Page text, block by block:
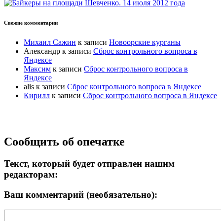
Свежие комментарии
Михаил Сажин к записи Новоорские курганы
Александр к записи Сброс контрольного вопроса в
Яндексе
Максим к записи Сброс контрольного вопроса в
Яндексе
alis к записи Сброс контрольного вопроса в Яндексе
Кирилл к записи Сброс контрольного вопроса в Яндексе
Прокрутка
вверх
Сообщить об опечатке
Текст, который будет отправлен нашим
редакторам:
Ваш комментарий (необязательно):